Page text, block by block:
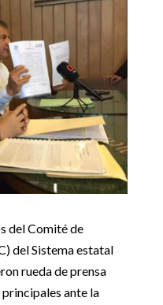
SEA se ampara contra
del Comité de
del Sistema estatal
rueda de prensa
ante la